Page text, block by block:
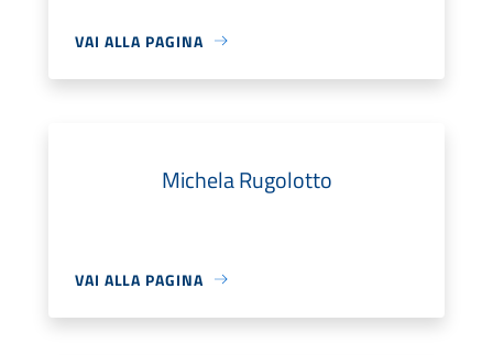
VAI ALLA PAGINA
Michela Rugolotto
VAI ALLA PAGINA